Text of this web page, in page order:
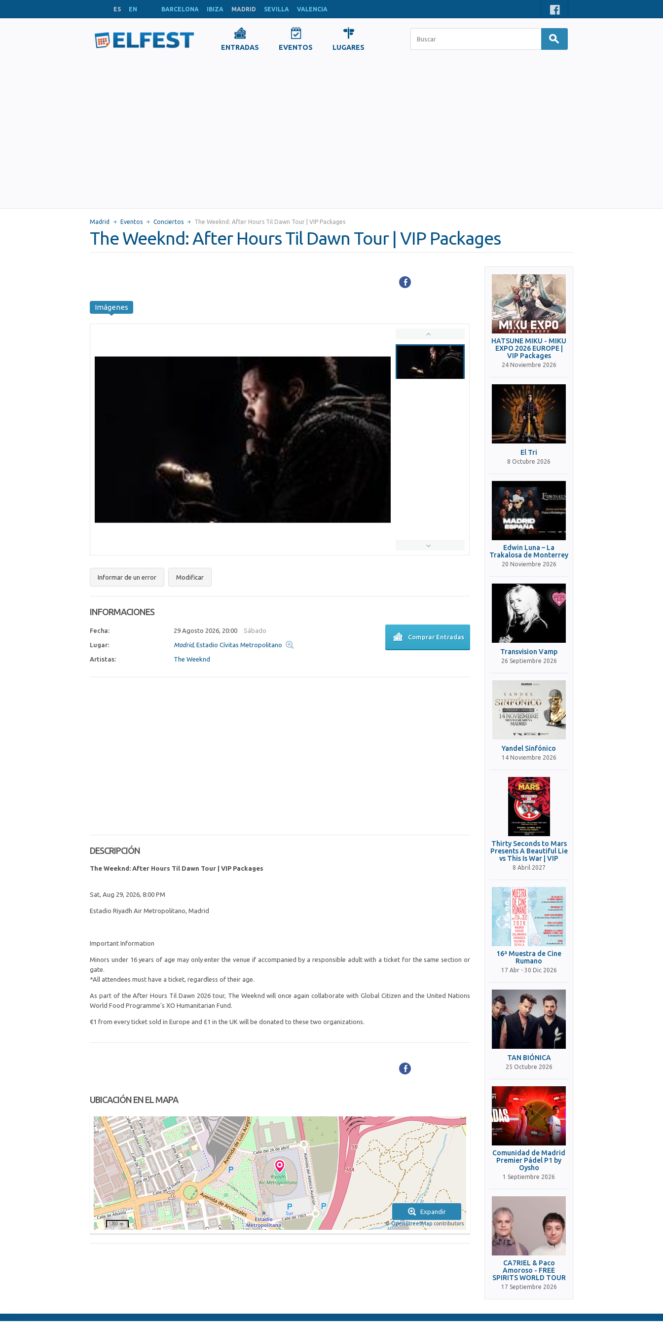
ES EN BARCELONA IBIZA MADRID SEVILLA VALENCIA
ENTRADAS EVENTOS LUGARES
Madrid Eventos Conciertos The Weeknd: After Hours Til Dawn Tour | VIP Packages
The Weeknd: After Hours Til Dawn Tour | VIP Packages
Imágenes
Informar de un error Modificar
INFORMACIONES
Fecha: 29 Agosto 2026, 20:00 Sábado
Lugar: Madrid, Estadio Cívitas Metropolitano
Artistas: The Weeknd
Comprar Entradas
DESCRIPCIÓN
The Weeknd: After Hours Til Dawn Tour | VIP Packages
Sat, Aug 29, 2026, 8:00 PM
Estadio Riyadh Air Metropolitano, Madrid
Important Information
Minors under 16 years of age may only enter the venue if accompanied by a responsible adult with a ticket for the same section or
gate.
*All attendees must have a ticket, regardless of their age.
As part of the After Hours Til Dawn 2026 tour, The Weeknd will once again collaborate with Global Citizen and the United Nations
World Food Programme's XO Humanitarian Fund.
€1 from every ticket sold in Europe and £1 in the UK will be donated to these two organizations.
UBICACIÓN EN EL MAPA
Expandir
©OpenStreetMap contributors
200 m
HATSUNE MIKU - MIKU
EXPO 2026 EUROPE |
VIP Packages
24 Noviembre 2026
El Tri
8 Octubre 2026
Edwin Luna – La
Trakalosa de Monterrey
20 Noviembre 2026
Transvision Vamp
26 Septiembre 2026
Yandel Sinfónico
14 Noviembre 2026
Thirty Seconds to Mars
Presents A Beautiful Lie
vs This Is War | VIP
8 Abril 2027
16ª Muestra de Cine
Rumano
17 Abr - 30 Dic 2026
TAN BIÓNICA
25 Octubre 2026
Comunidad de Madrid
Premier Pádel P1 by
Oysho
1 Septiembre 2026
CA7RIEL & Paco
Amoroso - FREE
SPIRITS WORLD TOUR
17 Septiembre 2026